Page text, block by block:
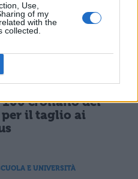
Use,
of my
with the
collected.
2026, il sud
con 14.123 lodi
100 crollano del
per il taglio ai
E UNIVERSITÀ